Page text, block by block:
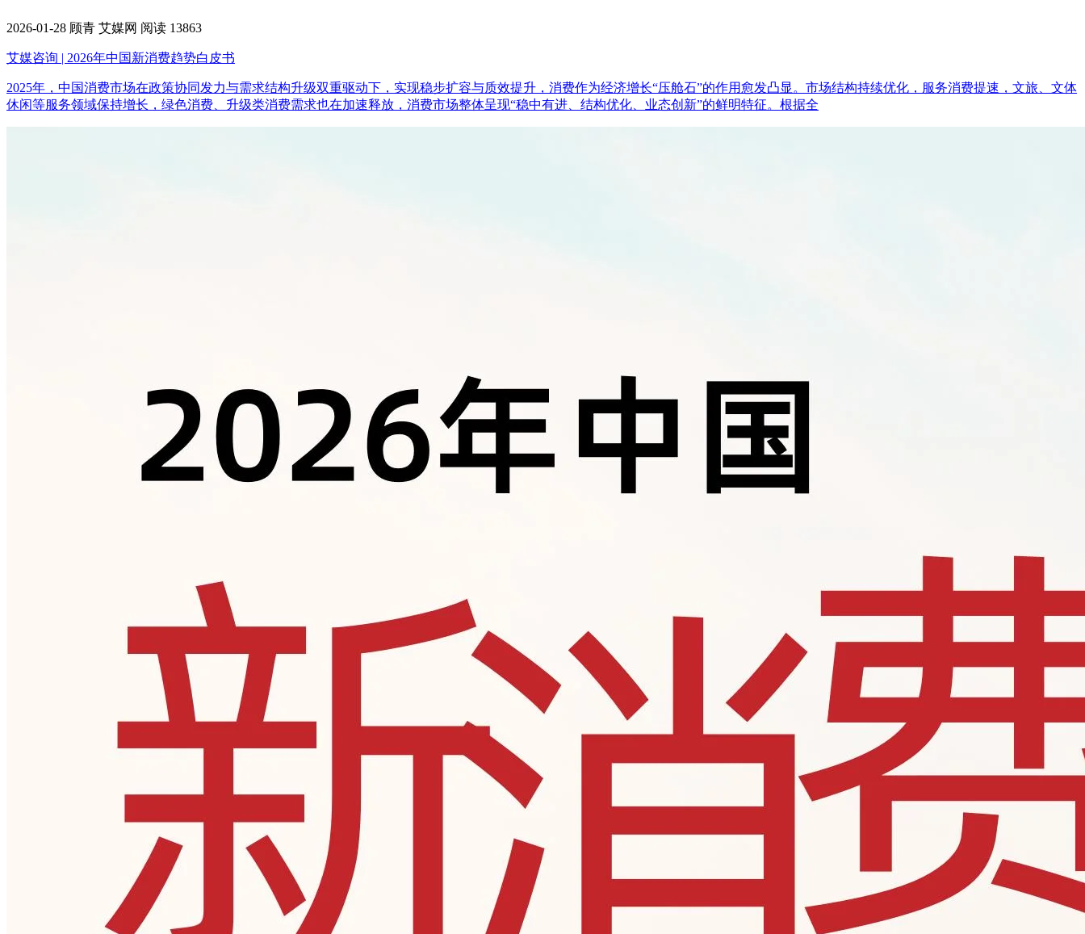
2026-01-28 顾青 艾媒网 阅读 13863
艾媒咨询 | 2026年中国新消费趋势白皮书
2025年，中国消费市场在政策协同发力与需求结构升级双重驱动下，实现稳步扩容与质效提升，消费作为经济增长“压舱石”的作用愈发凸显。市场结构持续优化，服务消费提速，文旅、文体
休闲等服务领域保持增长，绿色消费、升级类消费需求也在加速释放，消费市场整体呈现“稳中有进、结构优化、业态创新”的鲜明特征。根据全